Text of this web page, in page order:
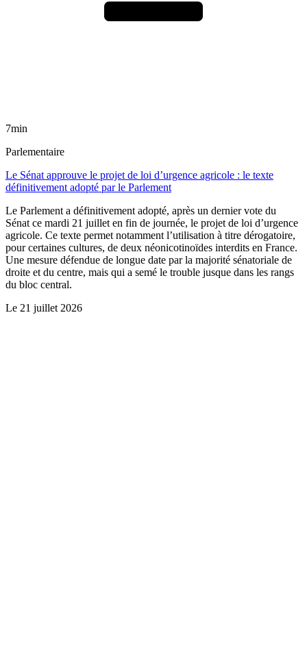
7min
Parlementaire
Le Sénat approuve le projet de loi d’urgence agricole : le texte
définitivement adopté par le Parlement
Le Parlement a définitivement adopté, après un dernier vote du
Sénat ce mardi 21 juillet en fin de journée, le projet de loi d’urgence
agricole. Ce texte permet notamment l’utilisation à titre dérogatoire,
pour certaines cultures, de deux néonicotinoïdes interdits en France.
Une mesure défendue de longue date par la majorité sénatoriale de
droite et du centre, mais qui a semé le trouble jusque dans les rangs
du bloc central.
Le 21 juillet 2026